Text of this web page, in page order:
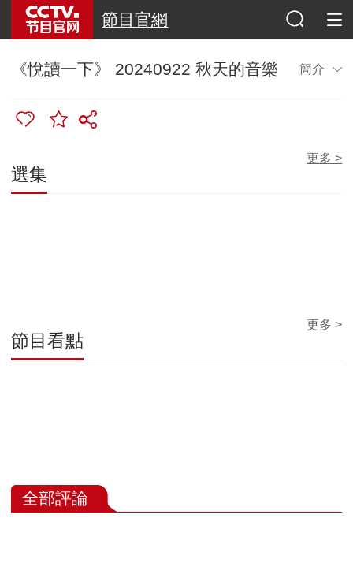
節目官網
《悅讀一下》 20240922 秋天的音樂 簡介
選集
更多 >
節目看點
更多 >
全部評論